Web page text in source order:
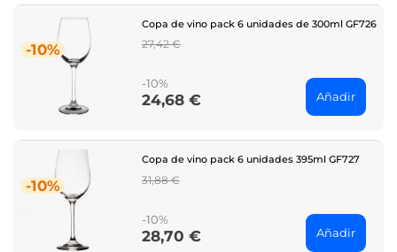
-10%
Copa de vino pack 6 unidades de 300ml GF726
Regular
27,42 €
-10%
Price
24,68 € Añadir
-10%
Copa de vino pack 6 unidades 395ml GF727
Regular
31,88 €
-10%
Price
28,70 € Añadir